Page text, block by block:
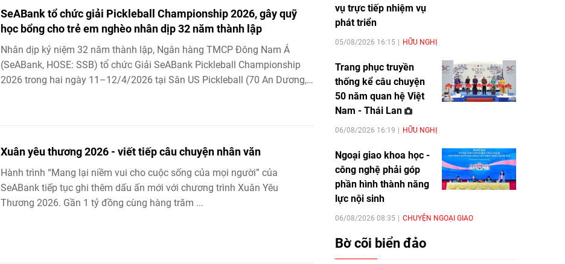
SeABank tổ chức giải Pickleball Championship 2026, gây quỹ
học bổng cho trẻ em nghèo nhân dịp 32 năm thành lập
Nhân dịp kỷ niệm 32 năm thành lập, Ngân hàng TMCP Đông Nam Á
(SeABank, HOSE: SSB) tổ chức Giải SeABank Pickleball Championship
2026 trong hai ngày 11–12/4/2026 tại Sân US Pickleball (70 An Dương,
Xuân yêu thương 2026 - viết tiếp câu chuyện nhân văn
Hành trình “Mang lại niềm vui cho cuộc sống của mọi người” của
SeABank tiếp tục ghi thêm dấu ấn mới với chương trình Xuân Yêu
Thương 2026. Gần 1 tỷ đồng cùng hàng trăm ...
vụ trực tiếp nhiệm vụ
phát triển
05/08/2026 16:15 HỮU NGHỊ
Trang phục truyền
thống kể câu chuyện
50 năm quan hệ Việt
Nam - Thái Lan
06/08/2026 16:19 HỮU NGHỊ
Ngoại giao khoa học -
công nghệ phải góp
phần hình thành năng
lực nội sinh
06/08/2026 08:35 CHUYỆN NGOẠI GIAO
Bờ cõi biển đảo